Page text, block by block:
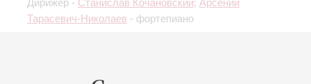
Тарасевич-Николаев - фортепиано